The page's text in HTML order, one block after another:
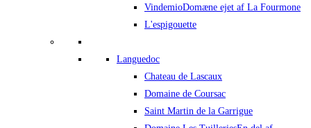
VindemioDomæne ejet af La Fourmone
L'espigouette
Languedoc
Chateau de Lascaux
Domaine de Coursac
Saint Martin de la Garrigue